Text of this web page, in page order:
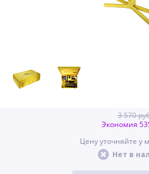
3 570
Экономия
Цену уточняйте у
Нет в